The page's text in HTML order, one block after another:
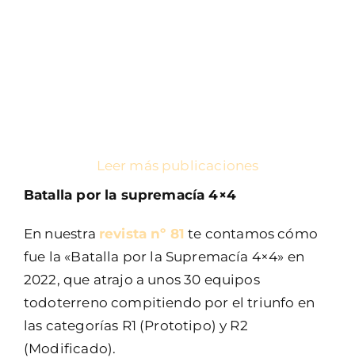
Leer más publicaciones
Batalla por la supremacía 4×4
En nuestra revista nº 81 te contamos cómo
fue la «Batalla por la Supremacía 4×4» en
2022, que atrajo a unos 30 equipos
todoterreno compitiendo por el triunfo en
las categorías R1 (Prototipo) y R2
(Modificado).